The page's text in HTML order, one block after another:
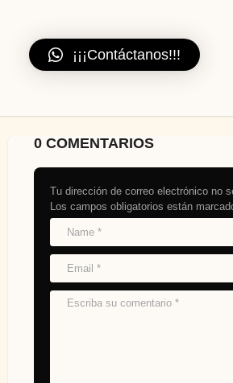
¡¡¡Contáctanos!!!
0 COMENTARIOS
Tu dirección de correo electrónico no
Los campos obligatorios están